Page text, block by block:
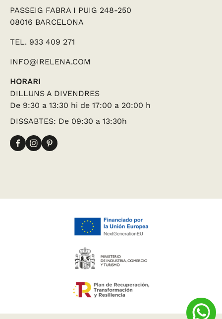
PASSEIG FABRA I PUIG 248-250
08016 BARCELONA
TEL. 933 409 271
INFO@IRELENA.COM
HORARI
DILLUNS A DIVENDRES
De 9:30 a 13:30 hi de 17:00 a 20:00 h
DISSABTES: De 09:30 a 13:30h